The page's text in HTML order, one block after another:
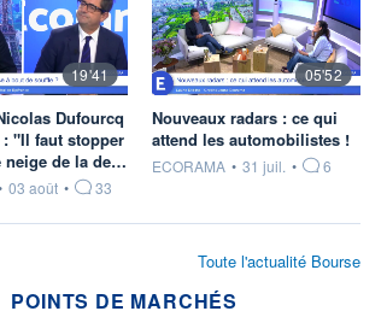
19'41
Dufourcq
: "Il faut stopper
neige de la de…
par
03 août • 33
05'52
Nouveaux radars : ce qui
attend les automobilistes !
information fournie par
ECORAMA • 31 juil. • 6
POINTS DE MARCHÉS
Toute l'actualité Bourse